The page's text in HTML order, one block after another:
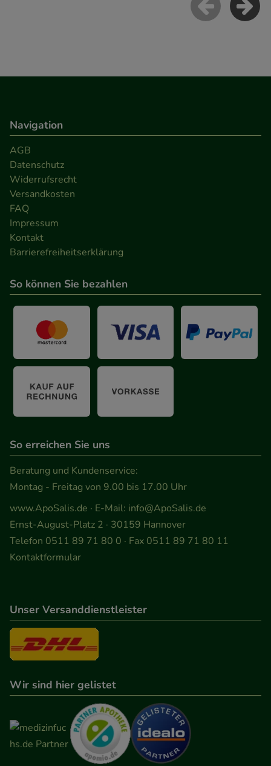
Hierüber lassen sich
Informationen über die Art und Weise der Nutzung
den Inhalt auf unserer Website aber auch die
teilweise an Dritte wie z.B. Google oder soziale
Medien übertragen werden.
Navigation
AGB
Datenschutz
Widerrufsrecht
Versandkosten
FAQ
Impressum
Kontakt
Barrierefreiheitserklärung
So können Sie bezahlen
So erreichen Sie uns
Beratung und Kundenservice:
Montag - Freitag von 9.00 bis 17.00 Uhr
www.ApoSalis.de · E-Mail: info@ApoSalis.de
Ernst-August-Platz 2 · 30159 Hannover
Telefon 0511 89 71 80 0 · Fax 0511 89 71 80 11
Kontaktformular
Unser Versanddienstleister
Wir sind hier gelistet